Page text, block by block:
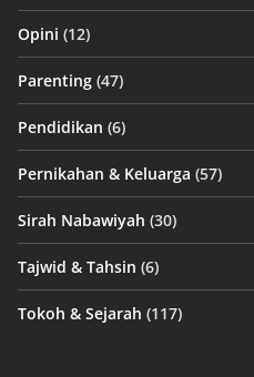
Opini (12)
Parenting (47)
Pendidikan (6)
Pernikahan & Keluarga (57)
Sirah Nabawiyah (30)
Tajwid & Tahsin (6)
Tokoh & Sejarah (117)